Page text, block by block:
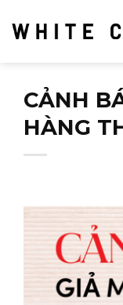
qua
CẢNH
HÀNG